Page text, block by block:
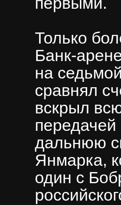
Только
Банк-
на
сравнял
вскрыл
дальнюю
Янмарка,
один с